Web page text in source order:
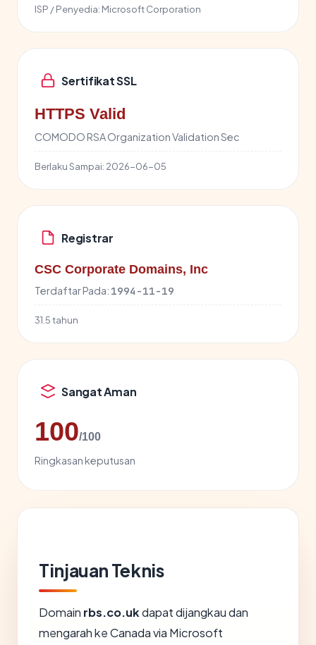
ISP / Penyedia: Microsoft Corporation
Sertifikat SSL
HTTPS Valid
COMODO RSA Organization Validation Sec
Berlaku Sampai: 2026-06-05
Registrar
CSC Corporate Domains, Inc
Terdaftar Pada: 1994-11-19
31.5 tahun
Sangat Aman
100/100
Ringkasan keputusan
Tinjauan Teknis
Domain rbs.co.ukdapat dijangkau dan
mengarah ke Canada via Microsoft